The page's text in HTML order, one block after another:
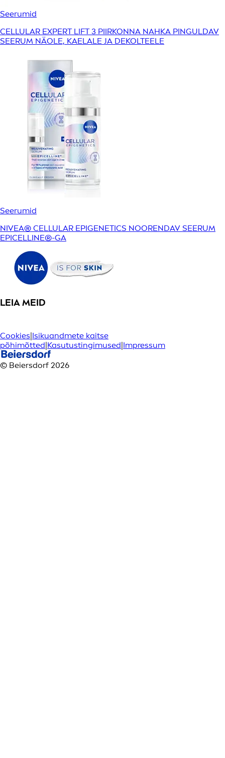
Seerumid
CELLULAR EXPERT LIFT 3 PIIRKONNA NAHKA PINGULDAV
SEERUM NÄOLE, KAELALE JA DEKOLTEELE
Seerumid
NIVEA® CELLULAR EPIGENETICS NOORENDAV SEERUM
EPICELLINE®-GA
LEIA MEID
Cookies|Isikuandmete kaitse
põhimõtted|Kasutustingimused|Impressum
© Beiersdorf 2026